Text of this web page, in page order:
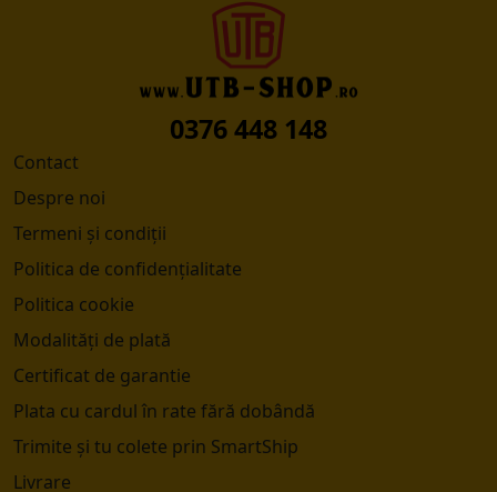
0376 448 148
Contact
Despre noi
Termeni și condiții
Politica de confidențialitate
Politica cookie
Modalități de plată
Certificat de garantie
Plata cu cardul în rate fără dobândă
Trimite și tu colete prin SmartShip
Livrare